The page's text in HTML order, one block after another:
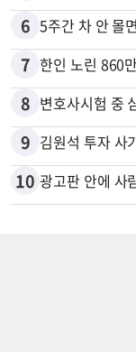
6 5주간 차 안 몰
7
8 변호사시험 중
9 김원석 투자 사
10 광고판 안에 사